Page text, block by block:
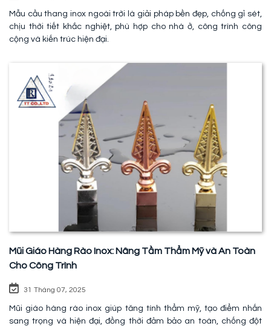
Mẫu cầu thang inox ngoài trời là giải pháp bền đẹp, chống gỉ sét,
chịu thời tiết khắc nghiệt, phù hợp cho nhà ở, công trình công
cộng và kiến trúc hiện đại.
Mũi Giáo Hàng Rào Inox: Nâng Tầm Thẩm Mỹ và An Toàn
Cho Công Trình
31 Tháng 07, 2025
Mũi giáo hàng rào inox giúp tăng tính thẩm mỹ, tạo điểm nhấn
sang trọng và hiện đại, đồng thời đảm bảo an toàn, chống đột